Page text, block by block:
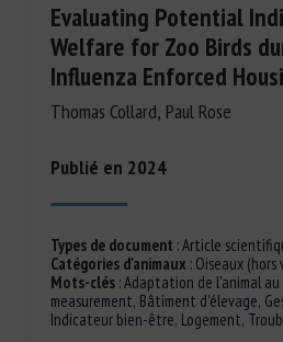
Evaluating Potential
Welfare for Zoo Birds
Influenza Enforced
Thomas Collard, Paul Rose
Publié en 2024
Types de document :Article
Catégories d'animaux : Oiseaux (hors
Mots-clés:Adaptation de l'animal au
measurement, Bâtiment d'élevage,
Indicateur bien-être, Logement,